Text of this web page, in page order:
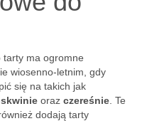
tarty ma ogromne
wiosenno-letnim, gdy
się na takich jak
oraz czereśnie . Te
dodają tarty